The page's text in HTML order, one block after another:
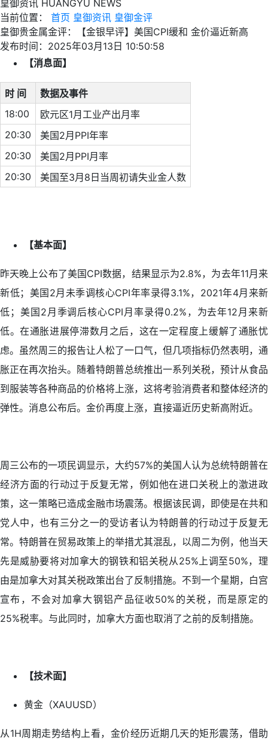
皇御资讯 HUANGYU NEWS
当前位置：
首页 皇御资讯 皇御金评
皇御贵金属金评：【金银早评】美国CPI缓和 金价逼近新高
发布时间：2025年03月13日 10:50:58
【消息面】
时 间
数据及事件
18:00
欧元区1月工业产出月率
20:30
美国2月PPI年率
20:30
美国2月PPI月率
20:30
美国至3月8日当周初请失业金人数
【基本面】
昨天晚上公布了美国CPI数据，结果显示为2.8%，为去年11月来
新低；美国2月未季调核心CPI年率录得3.1%，2021年4月来新
低；美国2月季调后核心CPI月率录得0.2%，为去年12月来新
低。在通胀进展停滞数月之后，这在一定程度上缓解了通胀忧
虑。虽然周三的报告让人松了一口气，但几项指标仍然表明，通
胀正在再次抬头。随着特朗普总统推出一系列关税，预计从食品
到服装等各种商品的价格将上涨，这将考验消费者和整体经济的
弹性。消息公布后。金价再度上涨，直接逼近历史新高附近。
周三公布的一项民调显示，大约57%的美国人认为总统特朗普在
经济方面的行动过于反复无常，例如他在进口关税上的激进政
策，这一策略已造成金融市场震荡。根据该民调，即使是在共和
党人中，也有三分之一的受访者认为特朗普的行动过于反复无
常。特朗普在贸易政策上的举措尤其混乱，以周二为例，他当天
先是威胁要将对加拿大的钢铁和铝关税从25%上调至50%，理
由是加拿大对其关税政策出台了反制措施。不到一个星期，白宫
宣布，不会对加拿大钢铝产品征收50%的关税，而是原定的
25%税率。与此同时，加拿大方面也取消了之前的反制措施。
【技术面】
黄金（XAUUSD）
从1H周期走势结构上看，金价经历近期几天的矩形震荡，借助